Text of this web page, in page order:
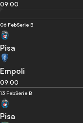
09:00
06 FebSerie B
Pisa
Empoli
09:00
13 FebSerie B
Pisa